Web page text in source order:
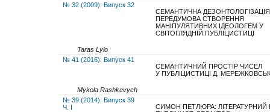
№ 32 (2009): Випуск 32
СЕМАНТИЧНА
ПЕРЕДУМОВА СТВОРЕННЯ
МАНІПУЛЯТИВНИХ ІДЕОЛОГЕМ У
СВІТОГЛЯДНІЙ ПУБЛІЦИСТИЦІ
Taras Lylo
№ 41 (2016): Випуск 41
СЕМАНТИЧНИЙ ПРОСТІР ЧИСЕЛ
У ПУБЛІЦИСТИЦІ Д.
Mykola Rashkevych
№ 39 (2014): Випуск 39
Ч. І
СИМОН ПЕТЛЮРА: ЛІТЕРАТУРНИЙ